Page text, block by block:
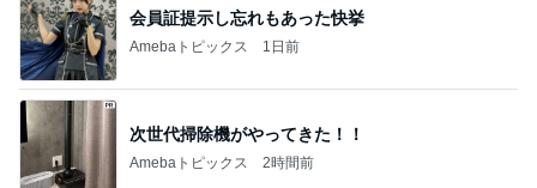
会員証提示し忘れもあった快挙
Amebaトピックス 1日前
次世代掃除機がやってきた！！
Amebaトピックス 2時間前